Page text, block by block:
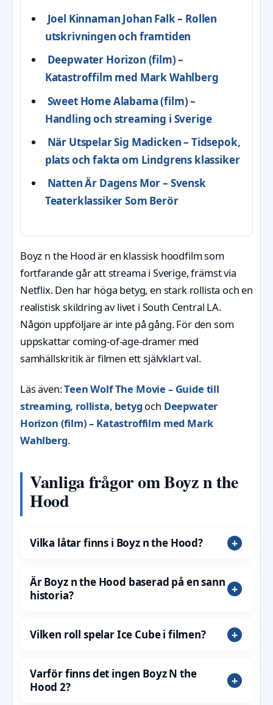
Joel Kinnaman Johan Falk – Rollen
utskrivningen och framtiden
Deepwater Horizon (film) –
Katastroffilm med Mark Wahlberg
Sweet Home Alabama (film) –
Handling och streaming i Sverige
När Utspelar Sig Madicken – Tidsepok,
plats och fakta om Lindgrens klassiker
Natten Är Dagens Mor – Svensk
Teaterklassiker Som Berör
Boyz n the Hood är en klassisk hoodfilm som
fortfarande går att streama i Sverige, främst via
Netflix. Den har höga betyg, en stark rollista och en
realistisk skildring av livet i South Central LA.
Någon uppföljare är inte på gång. För den som
uppskattar coming-of-age-dramer med
samhällskritik är filmen ett självklart val.
Läs även:Teen Wolf The Movie – Guide till
streaming, rollista, betygoch Deepwater
Horizon (film) – Katastroffilm med Mark
Wahlberg.
Vanliga frågor om Boyz n the
Hood
Vilka låtar finns i Boyz n the Hood?
Är Boyz n the Hood baserad på en sann
historia?
Vilken roll spelar Ice Cube i filmen?
Varför finns det ingen Boyz N the
Hood 2?